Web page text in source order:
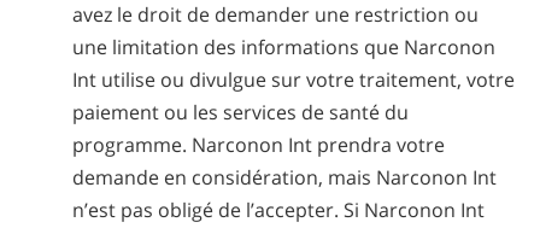
avez le droit de demander une restriction ou
une limitation des informations que Narconon
Int utilise ou divulgue sur votre traitement, votre
paiement ou les services de santé du
programme. Narconon Int prendra votre
demande en considération, mais Narconon Int
n’est pas obligé de l’accepter. Si Narconon Int